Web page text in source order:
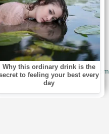
Для детей
Роман, проза
Приключения
Юмор, сатира
© 2010-2026Audiobook-mp3.com